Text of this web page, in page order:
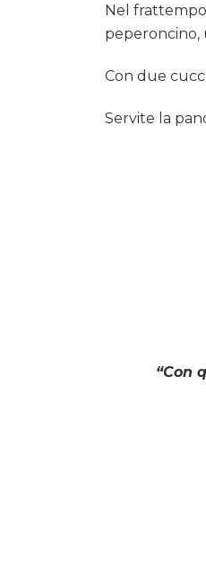
Nel
peperoncino,
Con due
Servite la
“Con